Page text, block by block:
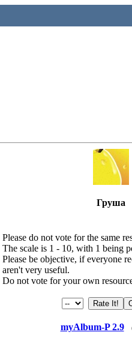
Груша
Please do not vote for the same
The scale is 1 - 10, with 1 being
Please be objective, if everyone
aren't very useful.
Do not vote for your own
myAlbum-P 2.9